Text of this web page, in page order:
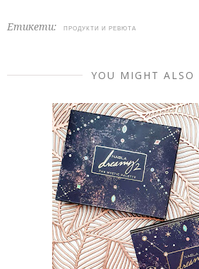
Етикети: ПРОДУКТИ И РЕВЮТА
YOU MIGHT ALSO